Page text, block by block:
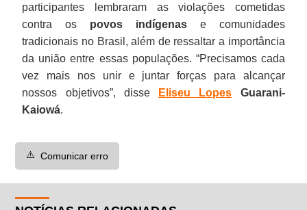
participantes lembraram as violações cometidas
contra os povos indígenase comunidades
tradicionais no Brasil, além de ressaltar a importância
da união entre essas populações. “Precisamos cada
vez mais nos unir e juntar forças para alcançar
nossos objetivos”, disse
Eliseu Lopes
Guarani-
Kaiowá.
⚠️ Comunicar erro